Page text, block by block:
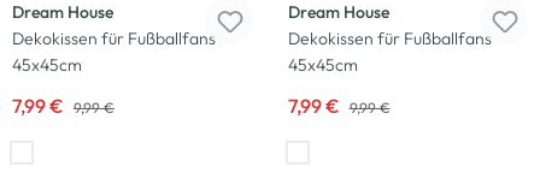
Dream House
Dekokissen für Fußballfans
45x45cm
7,99 € 9,99 €
Dream House
Dekokissen für Fußballfans
45x45cm
7,99 € 9,99 €